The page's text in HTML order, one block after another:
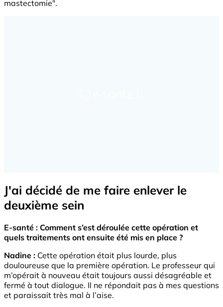
mastectomie".
J'ai décidé de me faire enlever le
deuxième sein
E-santé : Comment s’est déroulée cette opération et
quels traitements ont ensuite été mis en place ?
Nadine : Cette opération était plus lourde, plus
douloureuse que la première opération. Le professeur qui
m’opérait à nouveau était toujours aussi désagréable et
fermé à tout dialogue. Il ne répondait pas à mes questions
et paraissait très mal à l’aise.